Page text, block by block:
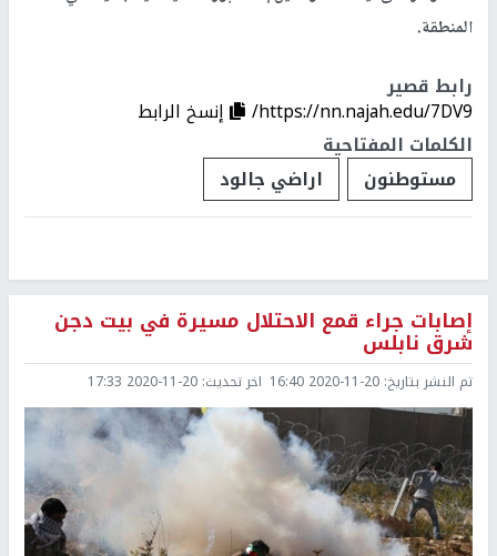
المنطقة.
رابط قصير
https://nn.najah.edu/7DV9/
إنسخ الرابط
الكلمات المفتاحية
مستوطنون
اراضي جالود
إصابات جراء قمع الاحتلال مسيرة في بيت دجن
شرق نابلس
تم النشر بتاريخ: 2020-11-20 16:40 اخر تحديث: 2020-11-20 17:33